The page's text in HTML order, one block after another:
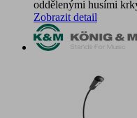
oddělenými husími
Zobrazit detail